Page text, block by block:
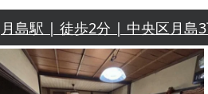
月島駅 | 徒歩2分 | 中央区月島3